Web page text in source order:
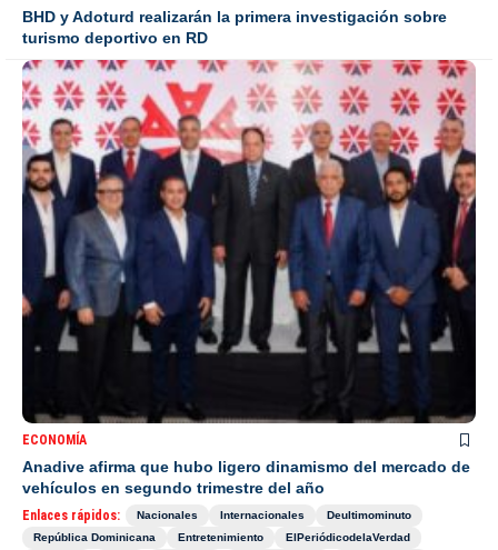
BHD y Adoturd realizarán la primera investigación sobre
turismo deportivo en RD
ECONOMÍA
Anadive afirma que hubo ligero dinamismo del mercado de
vehículos en segundo trimestre del año
Enlaces rápidos: Nacionales Internacionales
Deultimominuto
República Dominicana
Entretenimiento
ElPeriódicodelaVerdad